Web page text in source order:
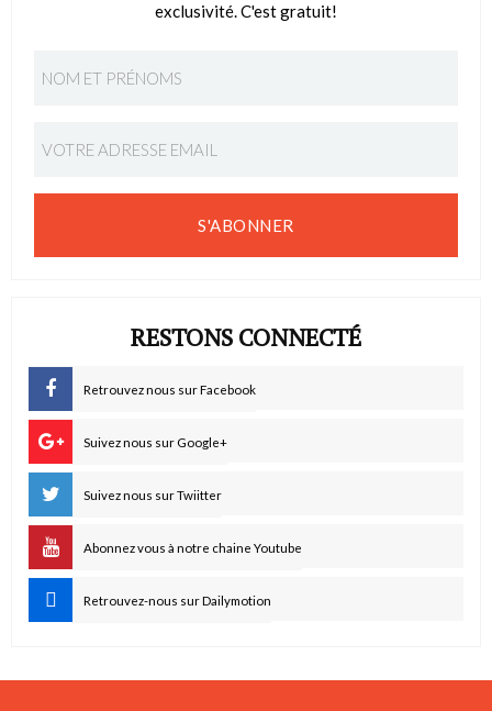
exclusivité. C'est gratuit!
S'ABONNER
RESTONS CONNECTÉ
Retrouvez nous sur Facebook
Suivez nous sur Google+
Suivez nous sur Twiitter
Abonnez vous à notre chaine Youtube
Retrouvez-nous sur Dailymotion